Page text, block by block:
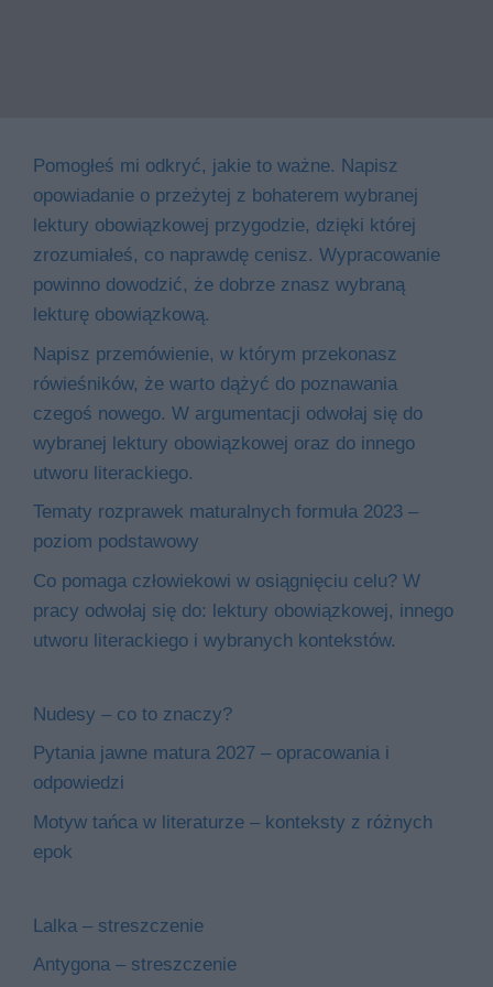
Pomogłeś mi odkryć, jakie to ważne. Napisz
opowiadanie o przeżytej z bohaterem wybranej
lektury obowiązkowej przygodzie, dzięki której
zrozumiałeś, co naprawdę cenisz. Wypracowanie
powinno dowodzić, że dobrze znasz wybraną
lekturę obowiązkową.
Napisz przemówienie, w którym przekonasz
rówieśników, że warto dążyć do poznawania
czegoś nowego. W argumentacji odwołaj się do
wybranej lektury obowiązkowej oraz do innego
utworu literackiego.
Tematy rozprawek maturalnych formuła 2023 –
poziom podstawowy
Co pomaga człowiekowi w osiągnięciu celu? W
pracy odwołaj się do: lektury obowiązkowej, innego
utworu literackiego i wybranych kontekstów.
Nudesy – co to znaczy?
Pytania jawne matura 2027 – opracowania i
odpowiedzi
Motyw tańca w literaturze – konteksty z różnych
epok
Lalka – streszczenie
Antygona – streszczenie